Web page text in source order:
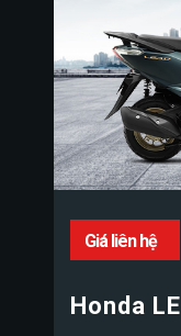
Giá liên hệ
Honda